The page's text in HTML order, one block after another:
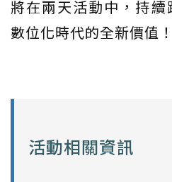
將在兩天活動中，持
數位化時代的全新價值！
活動相關資訊